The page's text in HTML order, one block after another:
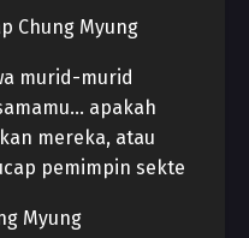
Chung Myung
murid-murid
apakah
mereka, atau
pemimpin sekte
Myung